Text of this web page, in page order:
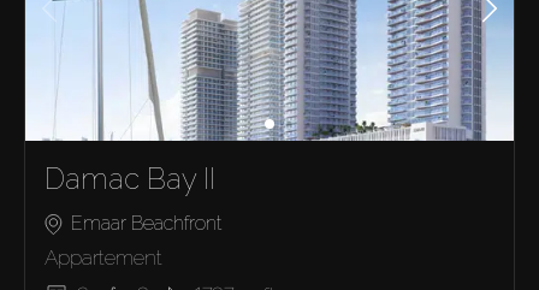
Damac Bay II
Emaar Beachfront
Appartement